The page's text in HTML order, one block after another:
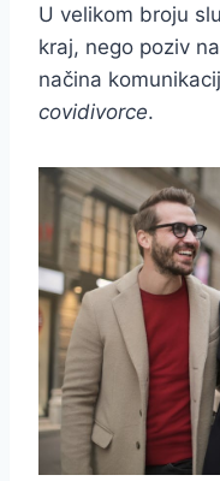
U velikom broju
kraj, nego poziv
načina
covidivorce.